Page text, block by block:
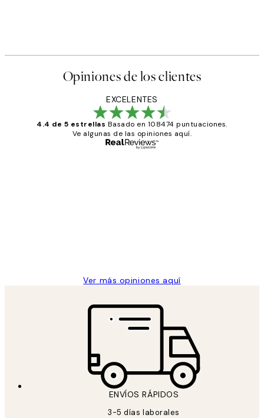
Opiniones de los clientes
EXCELENTES
4.4 de 5 estrellas Basado en 108474 puntuaciones.
Ve algunas de las opiniones aquí.
Ver más opiniones aquí
ENVÍOS RÁPIDOS
3-5 días laborales